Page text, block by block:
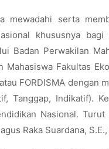
mewadahi serta
khususnya
Badan Perwakilan
Mahasiswa Fakultas
FORDISMA dengan
Tanggap, Indikatif).
Nasional.
Raka Suardana,